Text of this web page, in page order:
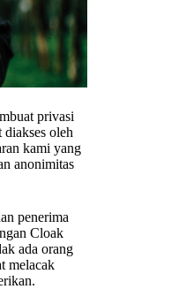
privasi
diakses oleh
kami yang
anonimitas
penerima
Cloak
ada orang
melacak